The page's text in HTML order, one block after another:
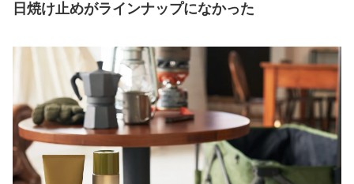
日焼け止めがラインナップになかった